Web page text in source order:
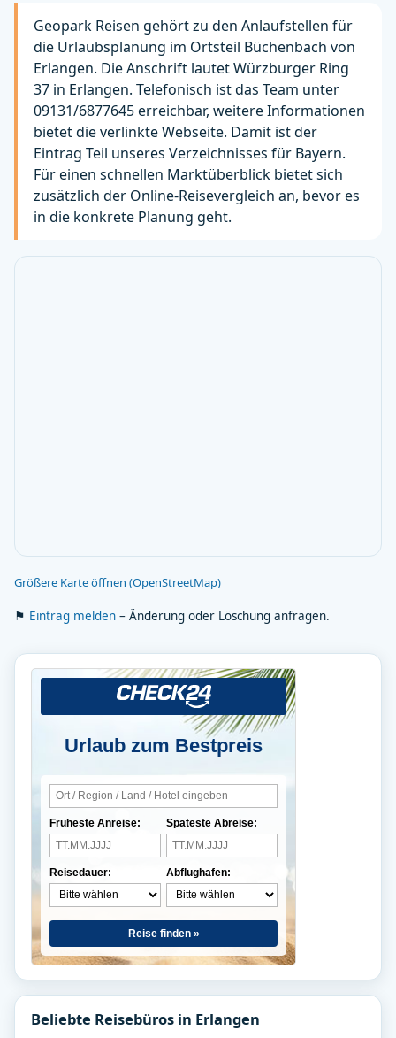
Geopark Reisen gehört zu den Anlaufstellen für
die Urlaubsplanung im Ortsteil Büchenbach von
Erlangen. Die Anschrift lautet Würzburger Ring
37 in Erlangen. Telefonisch ist das Team unter
09131/6877645 erreichbar, weitere Informationen
bietet die verlinkte Webseite. Damit ist der
Eintrag Teil unseres Verzeichnisses für Bayern.
Für einen schnellen Marktüberblick bietet sich
zusätzlich der Online-Reisevergleich an, bevor es
in die konkrete Planung geht.
Größere Karte öffnen (OpenStreetMap)
⚑ Eintrag melden – Änderung oder Löschung anfragen.
Urlaub zum Bestpreis
Früheste Anreise:
Reisedauer:
Späteste Abreise:
Abflughafen:
Reise finden »
Beliebte Reisebüros in Erlangen